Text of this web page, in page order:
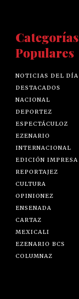
Categorías
Populares
NOTICIAS DEL DÍA
DESTACADOS
NACIONAL
DEPORTEZ
ESPECTÁCULOZ
EZENARIO
INTERNACIONAL
EDICIÓN IMPRESA
REPORTAJEZ
CULTURA
OPINIONEZ
ENSENADA
CARTAZ
MEXICALI
EZENARIO BCS
COLUMNAZ